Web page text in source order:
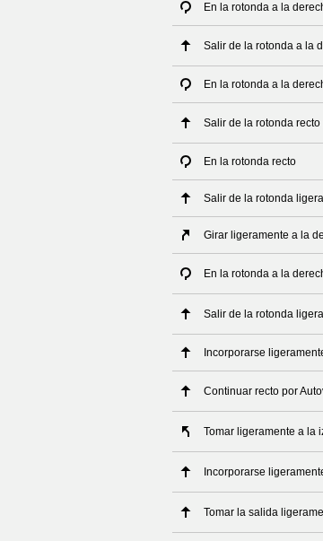
En la rotonda a la
Salir de la rotonda a la
En la rotonda a la
Salir de la rotonda
En la rotonda recto
Salir de la rotonda
Girar ligeramente a la
En la rotonda a la
Salir de la rotonda
Incorporarse
Continuar recto por
Tomar ligeramente a la
Incorporarse
Tomar la salida